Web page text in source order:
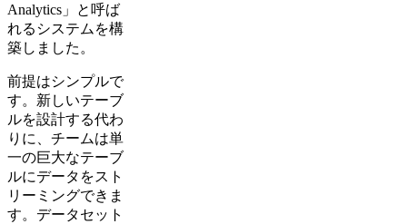
Analytics」と呼ば
れるシステムを構
築しました。
前提はシンプルで
す。新しいテーブ
ルを設計する代わ
りに、チームは単
一の巨大なテーブ
ルにデータをスト
リーミングできま
す。データセット